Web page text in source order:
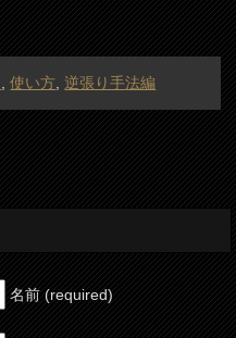
,使い方 ,逆張り手法編
名前 (required)